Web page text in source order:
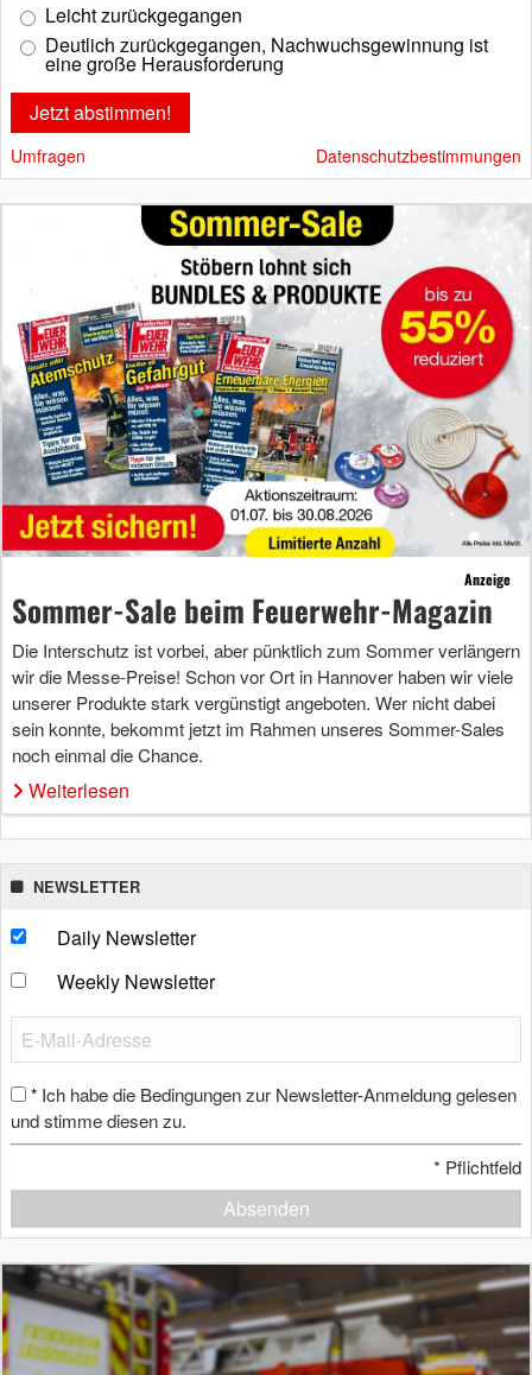
Leicht zurückgegangen
Deutlich zurückgegangen, Nachwuchsgewinnung ist
eine große Herausforderung
Umfragen Datenschutzbestimmungen
Anzeige
Sommer-Sale beim Feuerwehr-Magazin
Die Interschutz ist vorbei, aber pünktlich zum Sommer verlängern
wir die Messe-Preise! Schon vor Ort in Hannover haben wir viele
unserer Produkte stark vergünstigt angeboten. Wer nicht dabei
sein konnte, bekommt jetzt im Rahmen unseres Sommer-Sales
noch einmal die Chance.
Weiterlesen
NEWSLETTER
Daily Newsletter
Weekly Newsletter
* Ich habe die Bedingungen zur Newsletter-Anmeldung gelesen
und stimme diesen zu.
* Pflichtfeld
Absenden